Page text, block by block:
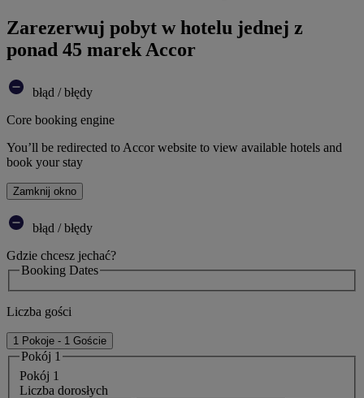
Zarezerwuj pobyt w hotelu jednej z
ponad 45 marek Accor
błąd / błędy
Core booking engine
You’ll be redirected to Accor website to view available hotels and
book your stay
Zamknij okno
błąd / błędy
Gdzie chcesz jechać?
Booking Dates
Liczba gości
1 Pokoje - 1 Goście
Pokój 1
Pokój 1
Liczba dorosłych